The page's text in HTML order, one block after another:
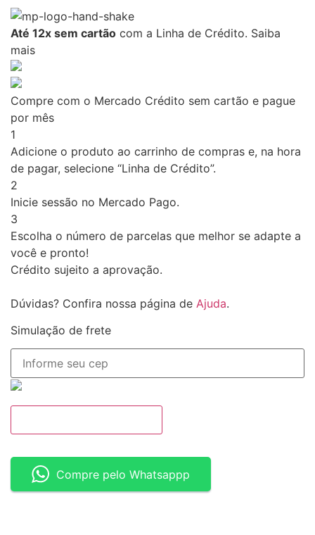
Até 12x sem cartão com a Linha de Crédito. Saiba
mais
Compre com o Mercado Crédito sem cartão e pague
por mês
1
Adicione o produto ao carrinho de compras e, na hora
de pagar, selecione “Linha de Crédito”.
2
Inicie sessão no Mercado Pago.
3
Escolha o número de parcelas que melhor se adapte a
você e pronto!
Crédito sujeito a aprovação.
Dúvidas? Confira nossa página de Ajuda.
Simulação de frete
Compre pelo Whatsappp